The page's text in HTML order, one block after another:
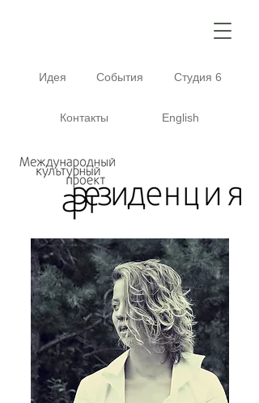
Идея События
Контакты
Студия 6
English